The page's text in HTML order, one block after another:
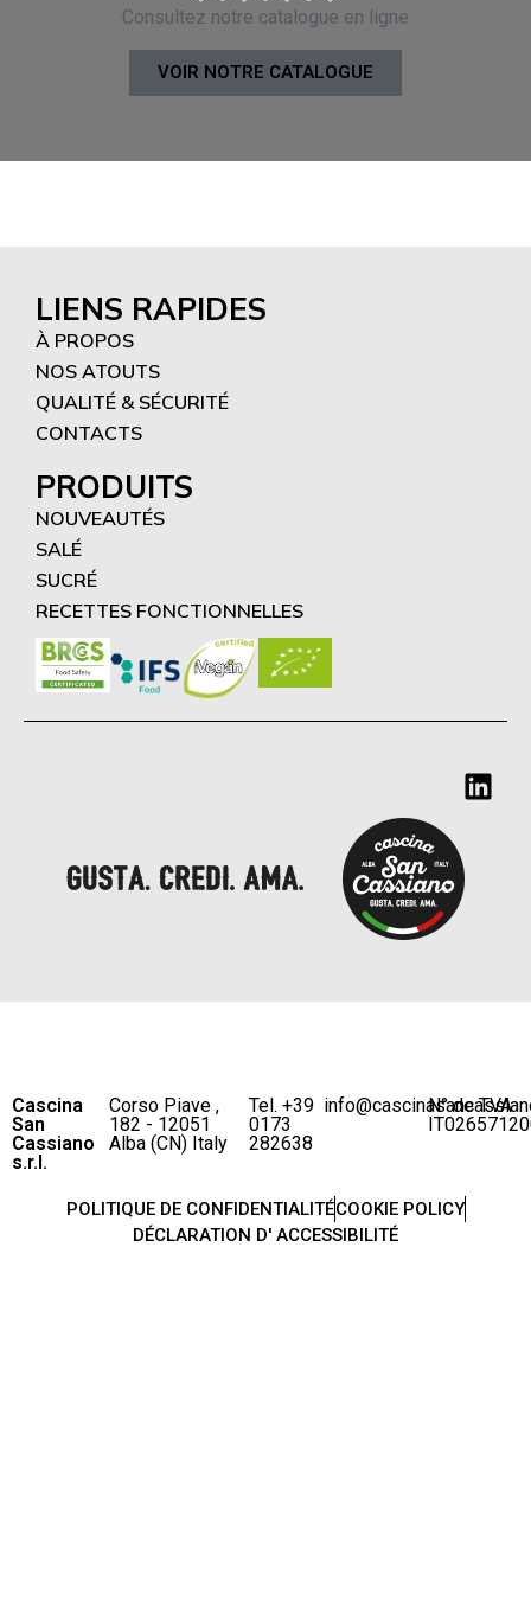
Consultez notre catalogue en ligne
VOIR NOTRE CATALOGUE
LIENS RAPIDES
À PROPOS
NOS ATOUTS
QUALITÉ & SÉCURITÉ
CONTACTS
PRODUITS
NOUVEAUTÉS
SALÉ
SUCRÉ
RECETTES FONCTIONNELLES
Cascina
San
Cassiano
s.r.l.
Corso Piave ,
182 - 12051
Alba (CN) Italy
Tel. +39
0173
282638
N° de TVA
POLITIQUE DE CONFIDENTIALITÉCOOKIE POLICY
DÉCLARATION D' ACCESSIBILITÉ